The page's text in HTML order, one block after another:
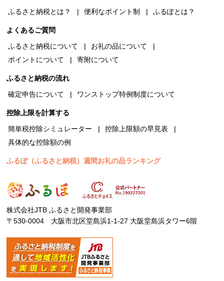
ふるさと納税とは？
便利なポイント制 ふるぽとは？
よくあるご質問
ふるさと納税について
お礼の品について
ポイントについて
寄附について
ふるさと納税の流れ
確定申告について
ワンストップ特例制度について
控除上限を計算する
簡単税控除シミュレーター
控除上限額の早見表
具体的な控除額の例
ふるぽ（ふるさと納税）週間お礼の品ランキング
株式会社JTB ふるさと開発事業部
〒530-0004 大阪市北区堂島浜1-1-27 大阪堂島浜タワー6階